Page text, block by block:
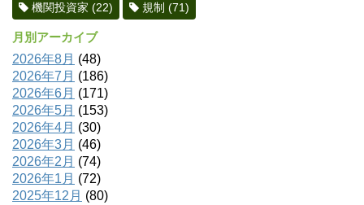
機関投資家 (22) 規制 (71)
月別アーカイブ
2026年8月 (48)
2026年7月 (186)
2026年6月 (171)
2026年5月 (153)
2026年4月 (30)
2026年3月 (46)
2026年2月 (74)
2026年1月 (72)
2025年12月 (80)